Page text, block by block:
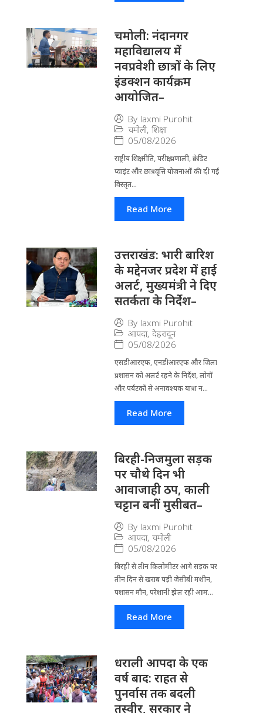
चमोली: नंदानगर
महाविद्यालय में
नवप्रवेशी छात्रों के लिए
इंडक्शन कार्यक्रम
आयोजित–
By laxmi Purohit
चमोली, शिक्षा
05/08/2026
राष्ट्रीय शिक्षा नीति, परीक्षा प्रणाली, क्रेडिट
प्वाइंट और छात्रवृत्ति योजनाओं की दी गई
विस्तृत...
Read More
उत्तराखंड: भारी बारिश
के मद्देनजर प्रदेश में हाई
अलर्ट, मुख्यमंत्री ने दिए
सतर्कता के निर्देश–
By laxmi Purohit
आपदा, देहरादून
05/08/2026
एसडीआरएफ, एनडीआरएफ और जिला
प्रशासन को अलर्ट रहने के निर्देश, लोगों
और पर्यटकों से अनावश्यक यात्रा न...
Read More
बिरही-निजमुला सड़क
पर चौथे दिन भी
आवाजाही ठप, काली
चट्टान बनीं मुसीबत–
By laxmi Purohit
आपदा, चमोली
05/08/2026
बिरही से तीन किलोमीटर आगे सड़क पर
तीन दिन से खराब पड़ी जेसीबी मशीन,
पशासन मौन, परेशानी झेल रही आम...
Read More
धराली आपदा के एक
वर्ष बाद: राहत से
पुनर्वास तक बदली
तस्वीर, सरकार ने